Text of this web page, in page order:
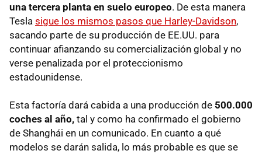
una tercera planta en suelo europeo. De esta manera
Tesla sigue los mismos pasos que Harley-Davidson,
sacando parte de su producción de EE.UU. para
continuar afianzando su comercialización global y no
verse penalizada por el proteccionismo
estadounidense.
Esta factoría dará cabida a una producción de 500.000
coches al año, tal y como ha confirmado el gobierno
de Shanghái en un comunicado. En cuanto a qué
modelos se darán salida, lo más probable es que se